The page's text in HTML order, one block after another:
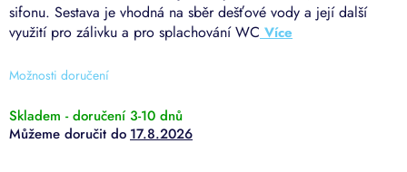
Možnosti doručení
sifonu. Sestava je vhodná na sběr dešťové vody a její další
využití pro zálivku a pro splachování WC
0,0
z
Skladem - doručení 3-10 dnů
17.8.2026